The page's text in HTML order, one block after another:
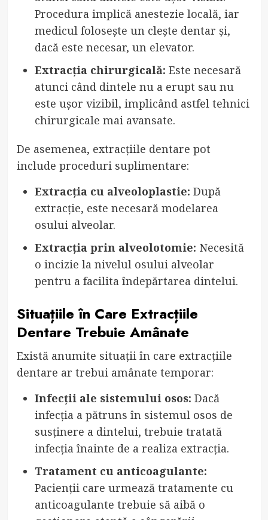
Procedura implică anestezie locală, iar
medicul folosește un clește dentar și,
dacă este necesar, un elevator.
Extracția chirurgicală: Este necesară
atunci când dintele nu a erupt sau nu
este ușor vizibil, implicând astfel tehnici
chirurgicale mai avansate.
De asemenea, extracțiile dentare pot
include proceduri suplimentare:
Extracția cu alveoloplastie: După
extracție, este necesară modelarea
osului alveolar.
Extracția prin alveolotomie: Necesită
o incizie la nivelul osului alveolar
pentru a facilita îndepărtarea dintelui.
Situațiile în Care Extracțiile
Dentare Trebuie Amânate
Există anumite situații în care extracțiile
dentare ar trebui amânate temporar:
Infecții ale sistemului osos: Dacă
infecția a pătruns în sistemul osos de
susținere a dintelui, trebuie tratată
infecția înainte de a realiza extracția.
Tratament cu anticoagulante:
Pacienții care urmează tratamente cu
anticoagulante trebuie să aibă o